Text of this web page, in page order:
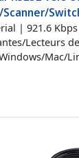
| 921.6
Lecteurs
Mac/